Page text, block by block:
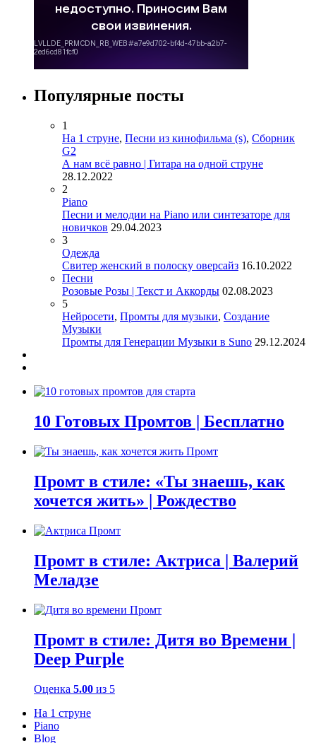
Популярные посты
1
На 1 струне, Песни из кинофильма (s), Сборник
G2
А нам всё равно | Гитара на одной струне
28.12.2022
2
Piano
Песни и мелодии на Piano или синтезаторе для
новичков 29.04.2023
3
Одежда
Свитер женский в полоску оверсайз 16.10.2022
Песни
Розовые Розы | Текст и Аккорды 02.08.2023
5
Нейросети, Промты для музыки, Создание
Музыки
Промты для Генерации Музыки в Suno 29.12.2024
10 Готовых Промтов | Бесплатно
Промт в стиле: «Ты знаешь, как
хочется жить» | Рождество
Промт в стиле: Актриса | Валерий
Меладзе
Промт в стиле: Дитя во Времени |
Deep Purple
Оценка 5.00 из 5
На 1 струне
Piano
Blog